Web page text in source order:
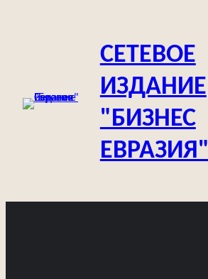
СЕТЕВОЕ
ИЗДАНИЕ
"БИЗНЕС
ЕВРАЗИЯ"